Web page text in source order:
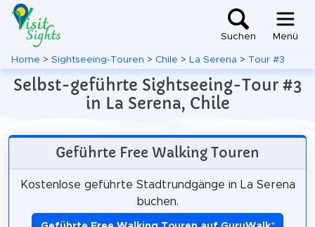
Suchen Menü
Home > Sightseeing-Touren > Chile > La Serena > Tour #3
Selbst-geführte Sightseeing-Tour #3
in La Serena, Chile
Geführte Free Walking Touren
Kostenlose geführte Stadtrundgänge in La Serena
buchen.